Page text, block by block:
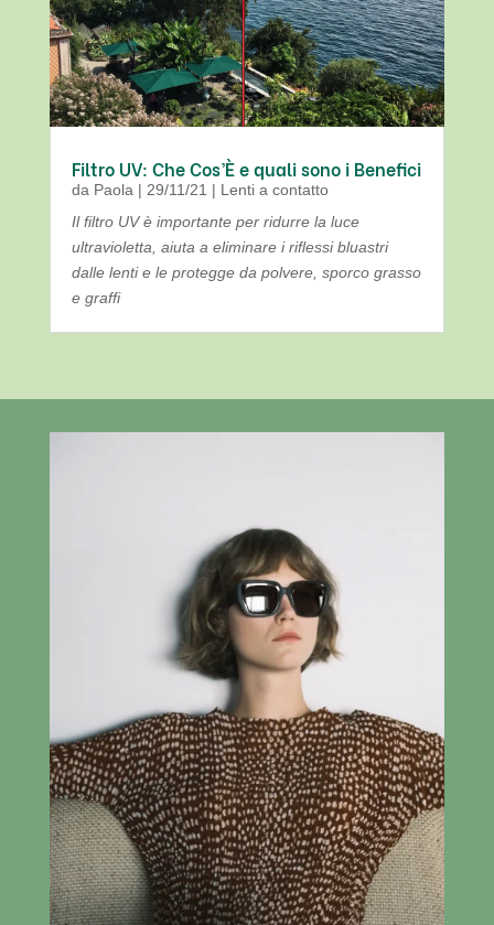
Filtro UV: Che Cos’È e quali sono i Benefici
da Paola | 29/11/21 | Lenti a contatto
Il filtro UV è importante per ridurre la luce
ultravioletta, aiuta a eliminare i riflessi bluastri
dalle lenti e le protegge da polvere, sporco grasso
e graffi